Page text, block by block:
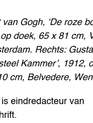
Gogh, ‘De roze
doek, 65 x 81 cm,
Rechts:
Kammer’, 1912,
cm, Belvedere,
eindredacteur van